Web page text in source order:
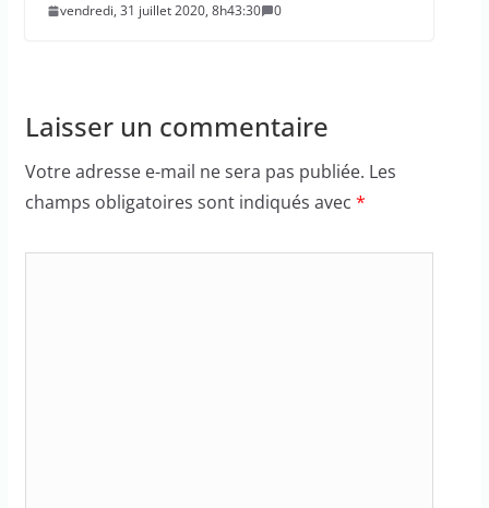
vendredi, 31 juillet 2020, 8h43:30 0
Laisser un commentaire
Votre adresse e-mail ne sera pas publiée. Les
champs obligatoires sont indiqués avec *